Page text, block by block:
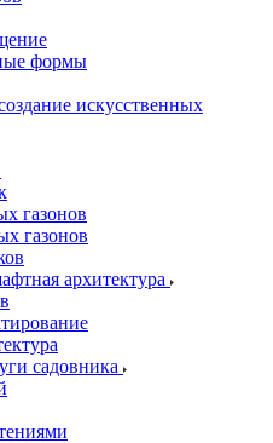
формы
искусственных
газонов
газонов
архитектура
садовника